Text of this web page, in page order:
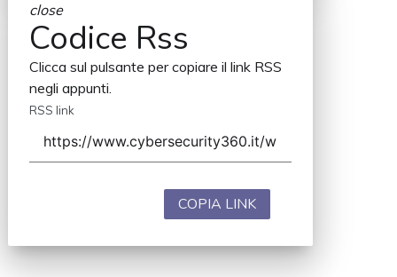
close
Codice Rss
Clicca sul pulsante per copiare il link RSS
negli appunti.
RSS link
COPIA LINK